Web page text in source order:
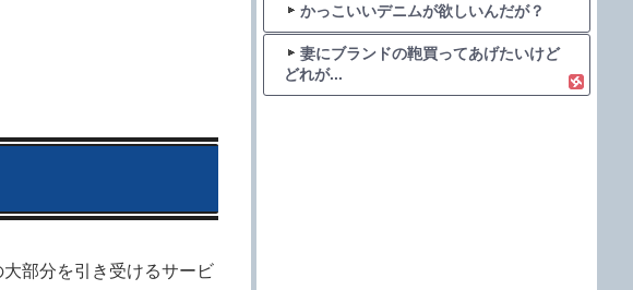
部分を引き受けるサービ
かっこいいデニムが欲しいんだが？
妻にブランドの鞄買ってあげたいけど
どれが...